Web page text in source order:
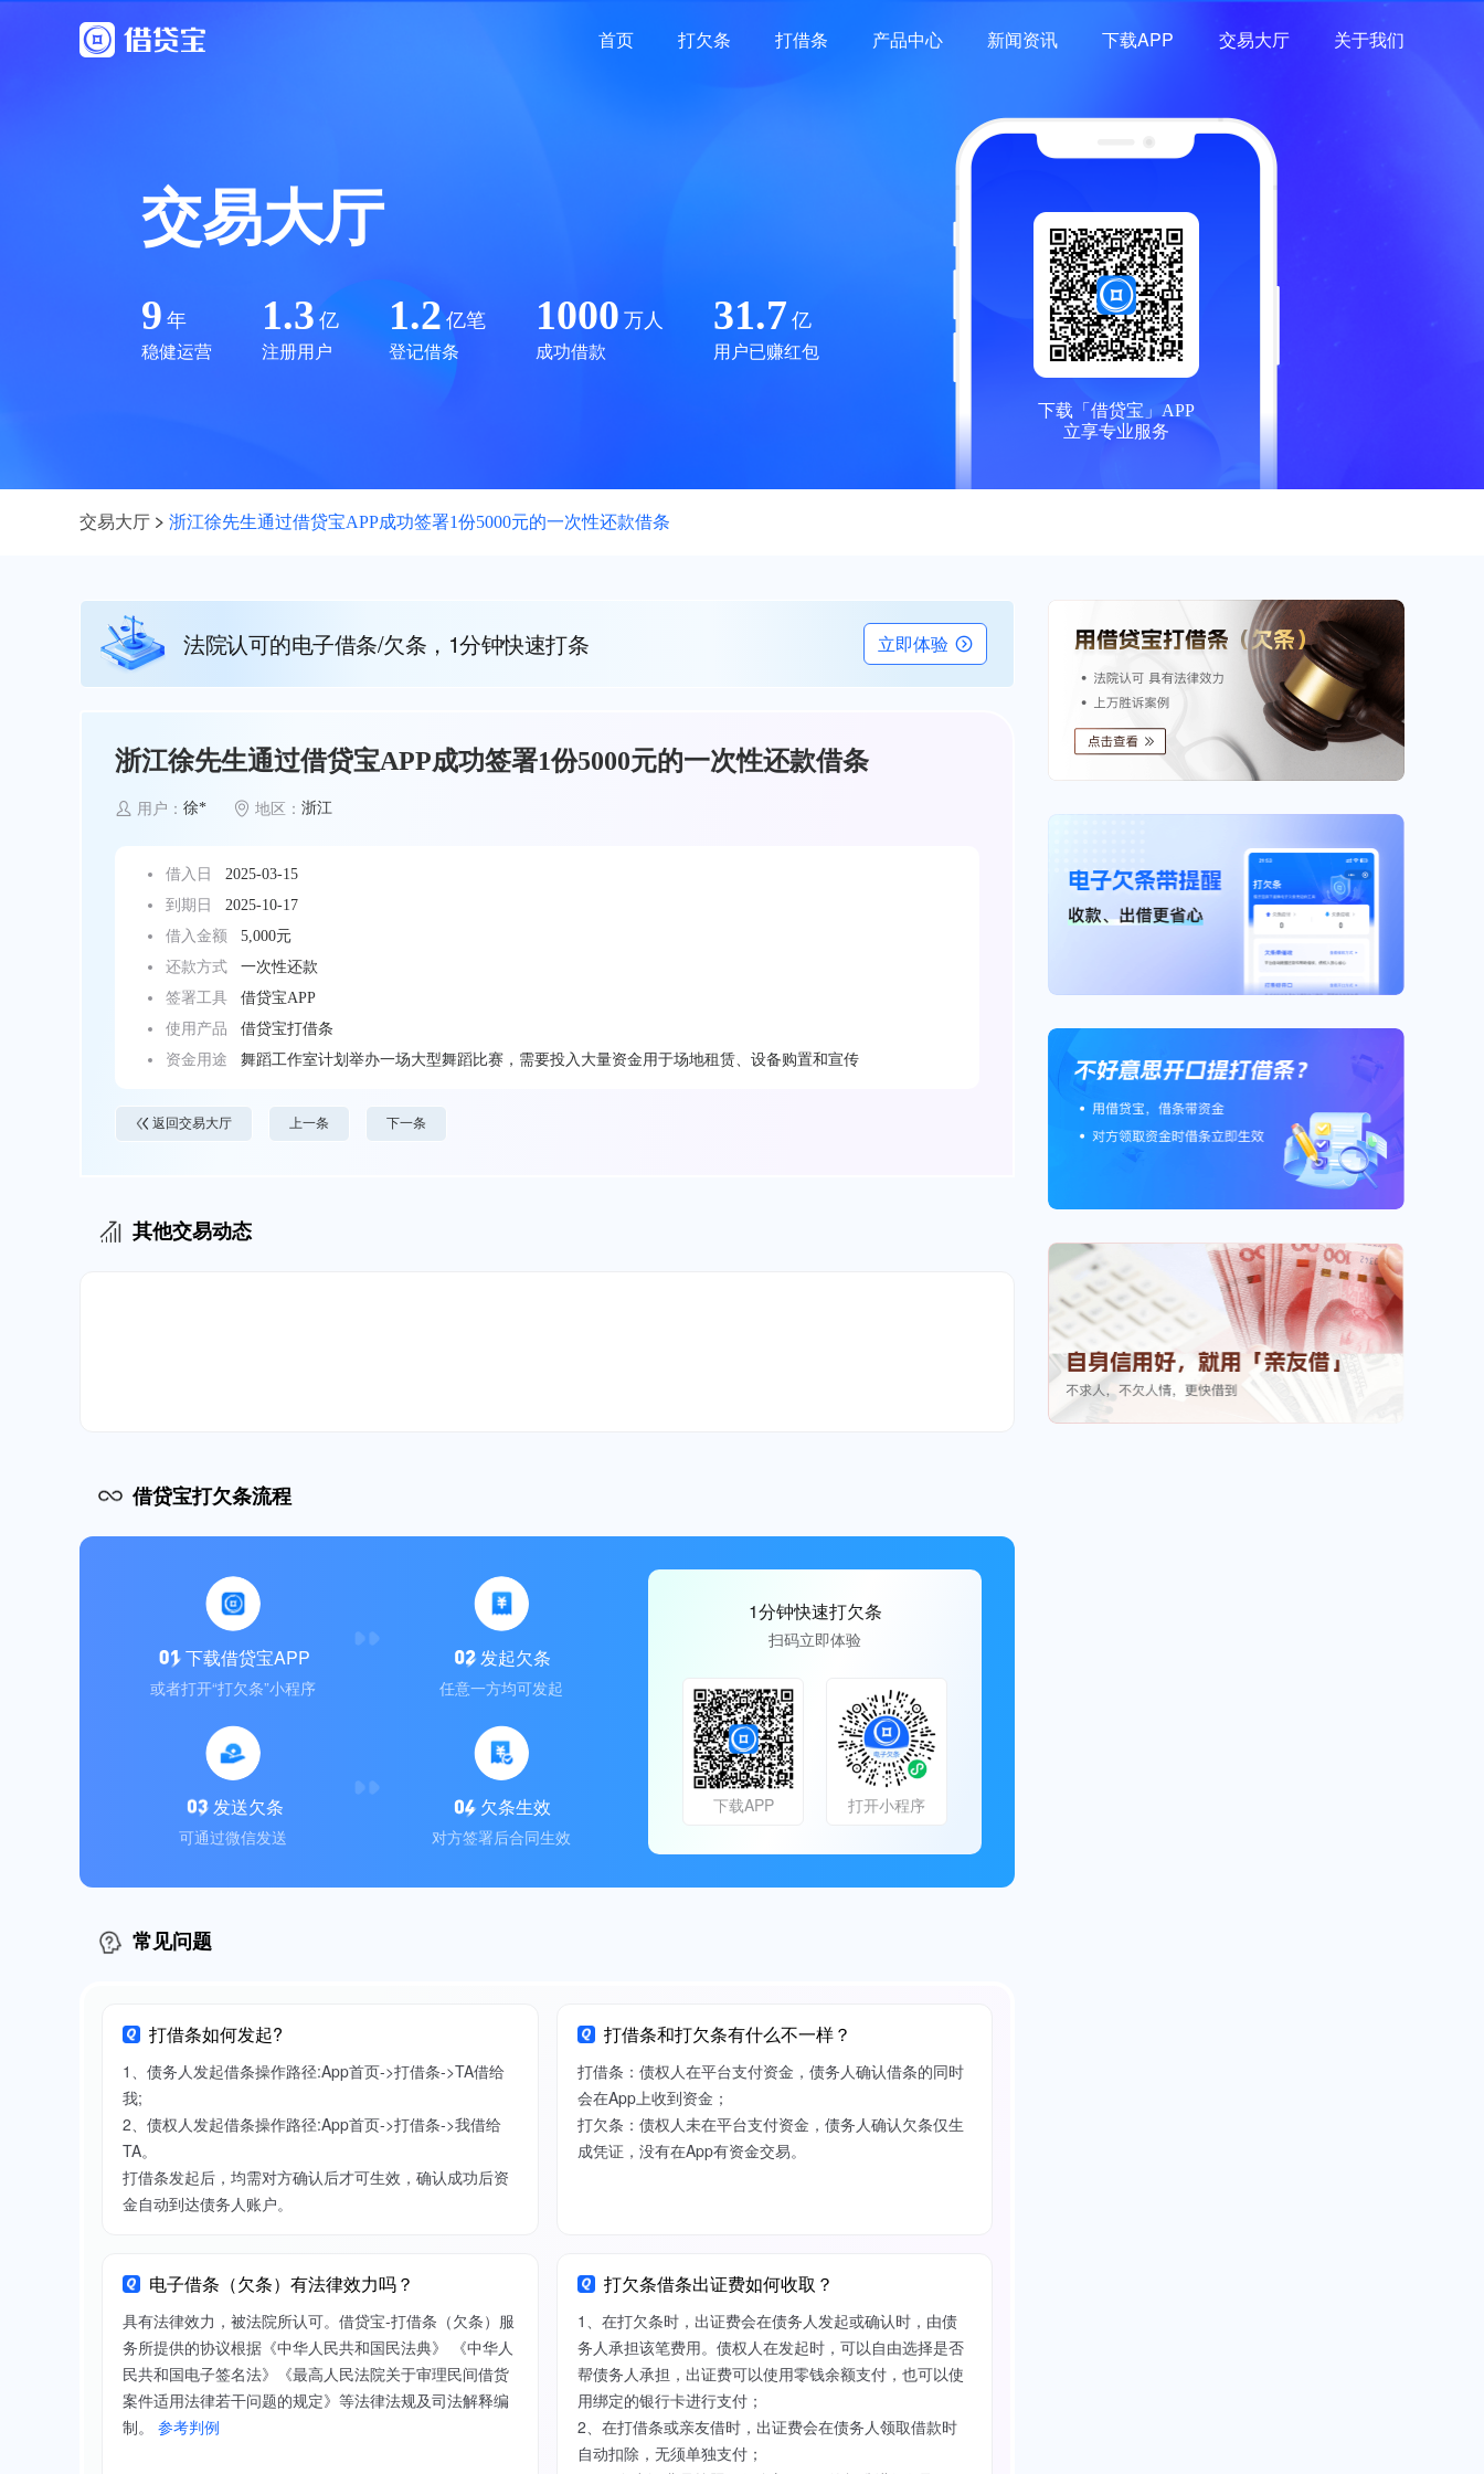
首页 打欠条 打借条 产品中心 新闻资讯 下载APP 交易大厅 关于我们
交易大厅
9 年
稳健运营
1.3 亿
注册用户
1.2 亿笔
登记借条
1000 万人
成功借款
31.7 亿
用户已赚红包
下载「借贷宝」APP
立享专业服务
交易大厅 浙江徐先生通过借贷宝APP成功签署1份5000元的一次性还款借条
法院认可的电子借条/欠条，1分钟快速打条 立即体验
浙江徐先生通过借贷宝APP成功签署1份5000元的一次性还款借条
用户： 徐* 地区： 浙江
借入日
2025-03-15
到期日
2025-10-17
借入金额
5,000元
还款方式
一次性还款
签署工具
借贷宝APP
使用产品
借贷宝打借条
资金用途
舞蹈工作室计划举办一场大型舞蹈比赛，需要投入大量资金用于场地租赁、设备购置和宣传
返回交易大厅 上一条 下一条
其他交易动态
借贷宝打欠条流程
下载借贷宝APP
或者打开“打欠条”小程序
发起欠条
任意一方均可发起
发送欠条
可通过微信发送
欠条生效
对方签署后合同生效
1分钟快速打欠条
扫码立即体验
下载APP 打开小程序
常见问题
打借条如何发起?
1、债务人发起借条操作路径:App首页->打借条->TA借给
我;
2、债权人发起借条操作路径:App首页->打借条->我借给
TA。
打借条发起后，均需对方确认后才可生效，确认成功后资
金自动到达债务人账户。
打借条和打欠条有什么不一样？
打借条：债权人在平台支付资金，债务人确认借条的同时
会在App上收到资金；
打欠条：债权人未在平台支付资金，债务人确认欠条仅生
成凭证，没有在App有资金交易。
电子借条（欠条）有法律效力吗？
具有法律效力，被法院所认可。借贷宝-打借条（欠条）服
务所提供的协议根据《中华人民共和国民法典》 《中华人
民共和国电子签名法》《最高人民法院关于审理民间借货
案件适用法律若干问题的规定》等法律法规及司法解释编
制。 参考判例
打欠条借条出证费如何收取？
1、在打欠条时，出证费会在债务人发起或确认时，由债
务人承担该笔费用。债权人在发起时，可以自由选择是否
帮债务人承担，出证费可以使用零钱余额支付，也可以使
用绑定的银行卡进行支付；
2、在打借条或亲友借时，出证费会在债务人领取借款时
自动扣除，无须单独支付；